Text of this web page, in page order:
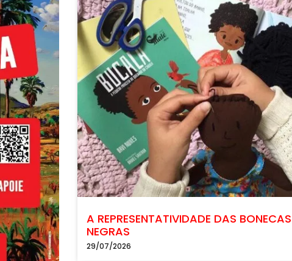
A REPRESENTATIVIDADE DAS BONECAS
NEGRAS
29/07/2026